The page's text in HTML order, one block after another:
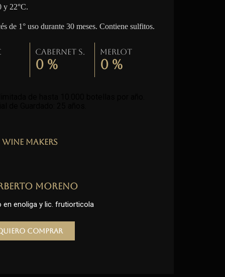
y 22°C.
de 1° uso durante 30 meses. Contiene sulfitos.
Cabernet S.
0 %
Merlot
0 %
Wine Makers
Moreno
en enoliga y lic. frutiorticola
comprar